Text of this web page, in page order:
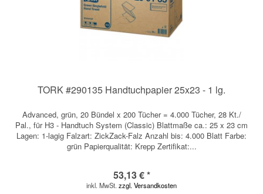
TORK #290135 Handtuchpapier 25x23 - 1 lg.
Advanced, grün, 20 Bündel x 200 Tücher = 4.000 Tücher, 28 Kt./
Pal., für H3 - Handtuch System (Classic) Blattmaße ca.: 25 x 23 cm
Lagen: 1-lagig Falzart: ZickZack-Falz Anzahl bis: 4.000 Blatt Farbe:
grün Papierqualität: Krepp Zertifikat:...
53,13 € *
inkl. MwSt. zzgl. Versandkosten